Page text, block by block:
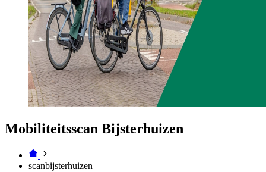
Mobiliteitsscan Bijsterhuizen
scanbijsterhuizen